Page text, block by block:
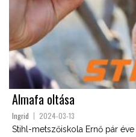
Almafa oltása
Ingrid 2024-03-13
Stihl-metszőiskola Ernő pár